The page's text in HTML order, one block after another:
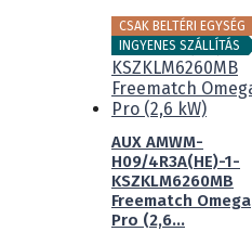
CSAK BELTÉRI EGYSÉG
INGYENES SZÁLLÍTÁS
AUX AMWM-
H09/4R3A(HE)-1-
KSZKLM6260MB
Freematch Omega
Pro (2,6...